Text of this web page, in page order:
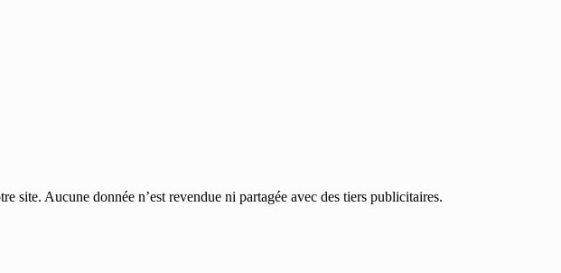
site. Aucune donnée n’est revendue ni partagée avec des tiers publicitaires.